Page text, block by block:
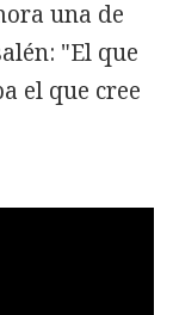
una de
"El que
el que cree